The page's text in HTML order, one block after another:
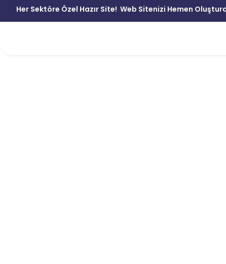
Her Sektöre Özel Hazır Site! Web Sitenizi Hemen